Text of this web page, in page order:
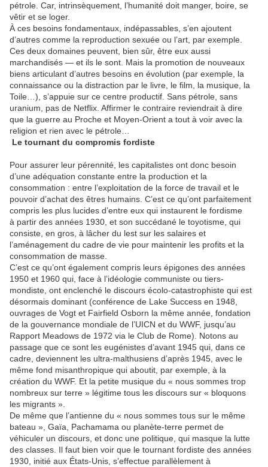
pétrole. Car, intrinsèquement, l’humanité doit manger, boire, se
vêtir et se loger.
À ces besoins fondamentaux, indépassables, s’en ajoutent
d’autres comme la reproduction sexuée ou l’art, par exemple.
Ces deux domaines peuvent, bien sûr, être eux aussi
marchandisés — et ils le sont. Mais la promotion de nouveaux
biens articulant d’autres besoins en évolution (par exemple, la
connaissance ou la distraction par le livre, le film, la musique, la
Toile…), s’appuie sur ce centre productif. Sans pétrole, sans
uranium, pas de Netflix. Affirmer le contraire reviendrait à dire
que la guerre au Proche et Moyen-Orient a tout à voir avec la
religion et rien avec le pétrole…
Le tournant du compromis fordiste
Pour assurer leur pérennité, les capitalistes ont donc besoin
d’une adéquation constante entre la production et la
consommation : entre l’exploitation de la force de travail et le
pouvoir d’achat des êtres humains. C’est ce qu’ont parfaitement
compris les plus lucides d’entre eux qui instaurent le fordisme
à partir des années 1930, et son succédané le toyotisme, qui
consiste, en gros, à lâcher du lest sur les salaires et
l’aménagement du cadre de vie pour maintenir les profits et la
consommation de masse.
C’est ce qu’ont également compris leurs épigones des années
1950 et 1960 qui, face à l’idéologie communiste ou tiers-
mondiste, ont enclenché le discours écolo-catastrophiste qui est
désormais dominant (conférence de Lake Success en 1948,
ouvrages de Vogt et Fairfield Osborn la même année, fondation
de la gouvernance mondiale de l’UICN et du WWF, jusqu’au
Rapport Meadows de 1972 via le Club de Rome). Notons au
passage que ce sont les eugénistes d’avant 1945 qui, dans ce
cadre, deviennent les ultra-malthusiens d’après 1945, avec le
même fond misanthropique qui aboutit, par exemple, à la
création du WWF. Et la petite musique du « nous sommes trop
nombreux sur terre » légitime tous les discours sur « bloquons
les migrants ».
De même que l’antienne du « nous sommes tous sur le même
bateau », Gaïa, Pachamama ou planète-terre permet de
véhiculer un discours, et donc une politique, qui masque la lutte
des classes. Il faut bien voir que le tournant fordiste des années
1930, initié aux États-Unis, s’effectue parallèlement à